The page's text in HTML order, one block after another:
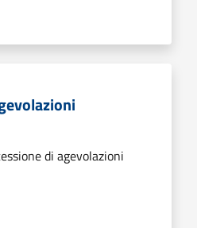
di agevolazioni